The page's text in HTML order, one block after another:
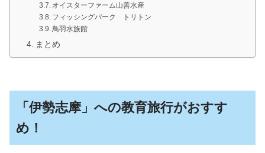
オイスターファーム山善水産
フィッシングパーク トリトン
鳥羽水族館
まとめ
「伊勢志摩」への教育旅行がおすす
め！